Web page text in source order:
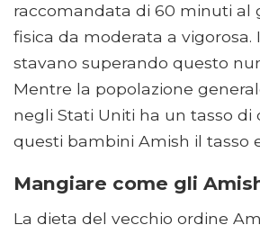
raccomandata di 60 minuti al
fisica da moderata a vigorosa.
stavano superando questo
Mentre la popolazione
negli Stati Uniti ha un tasso di
questi bambini Amish il tasso
Mangiare come gli
La dieta del vecchio ordine